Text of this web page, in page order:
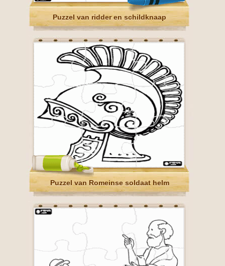
Puzzel van ridder en schildknaap
Puzzel van Romeinse soldaat helm